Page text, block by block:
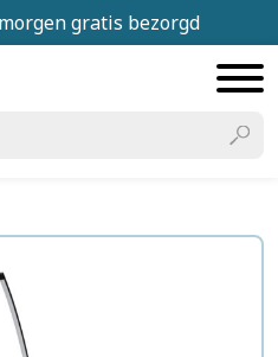
gratis bezorgd